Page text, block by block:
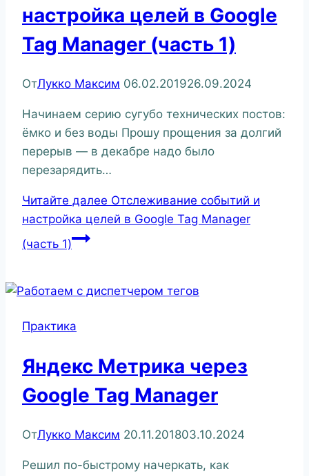
настройка целей в Google
Tag Manager (часть 1)
ОтЛукко Максим 06.02.201926.09.2024
Начинаем серию сугубо технических постов:
ёмко и без воды Прошу прощения за долгий
перерыв — в декабре надо было
перезарядить…
Читайте далее Отслеживание событий и
настройка целей в Google Tag Manager
(часть 1)
Практика
Яндекс Метрика через
Google Tag Manager
ОтЛукко Максим 20.11.201803.10.2024
Решил по-быстрому начеркать, как